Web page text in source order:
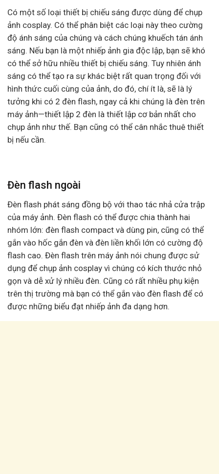
Có một số loại thiết bị chiếu sáng được dùng để chụp
ảnh cosplay. Có thể phân biệt các loại này theo cường
độ ánh sáng của chúng và cách chúng khuếch tán ánh
sáng. Nếu bạn là một nhiếp ảnh gia độc lập, bạn sẽ khó
có thể sở hữu nhiều thiết bị chiếu sáng. Tuy nhiên ánh
sáng có thể tạo ra sự khác biệt rất quan trọng đối với
hình thức cuối cùng của ảnh, do đó, chí ít là, sẽ là lý
tưởng khi có 2 đèn flash, ngay cả khi chúng là đèn trên
máy ảnh—thiết lập 2 đèn là thiết lập cơ bản nhất cho
chụp ảnh như thế. Bạn cũng có thể cân nhắc thuê thiết
bị nếu cần.
Đèn flash ngoài
Đèn flash phát sáng đồng bộ với thao tác nhả cửa trập
của máy ảnh. Đèn flash có thể được chia thành hai
nhóm lớn: đèn flash compact và dùng pin, cũng có thể
gắn vào hốc gắn đèn và đèn liền khối lớn có cường độ
flash cao. Đèn flash trên máy ảnh nói chung được sử
dụng để chụp ảnh cosplay vì chúng có kích thước nhỏ
gọn và dễ xử lý nhiều đèn. Cũng có rất nhiều phụ kiện
trên thị trường mà bạn có thể gắn vào đèn flash để có
được những biểu đạt nhiếp ảnh đa dạng hơn.